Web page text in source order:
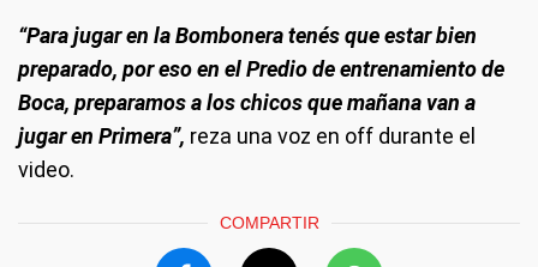
“Para jugar en la Bombonera tenés que estar bien
preparado, por eso en el Predio de entrenamiento de
Boca, preparamos a los chicos que mañana van a
jugar en Primera”, reza una voz en off durante el
video.
COMPARTIR